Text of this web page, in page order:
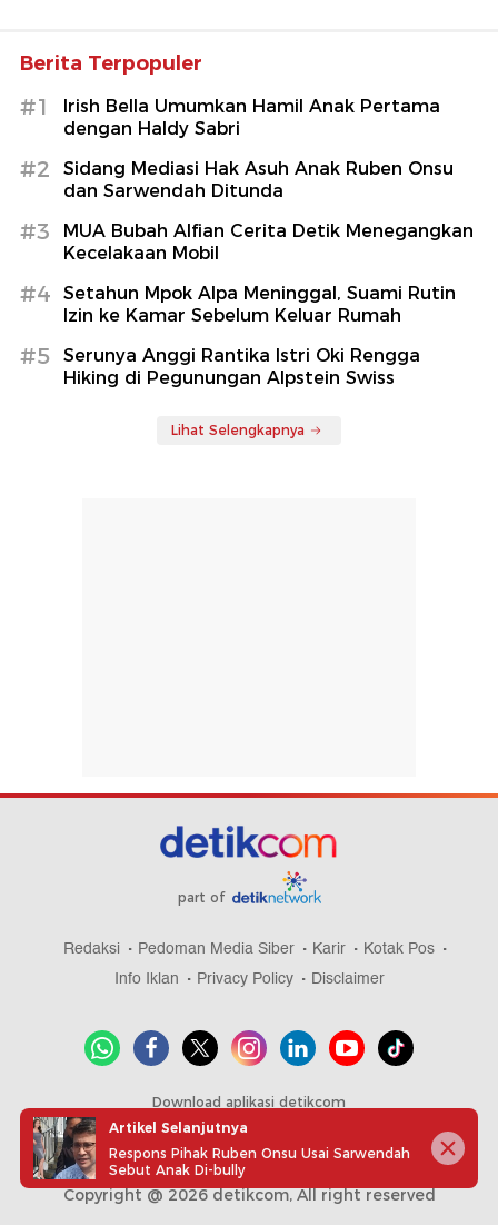
Berita Terpopuler
#1
Irish Bella Umumkan Hamil Anak Pertama
dengan Haldy Sabri
#2
Sidang Mediasi Hak Asuh Anak Ruben Onsu
dan Sarwendah Ditunda
#3
MUA Bubah Alfian Cerita Detik Menegangkan
Kecelakaan Mobil
#4
Setahun Mpok Alpa Meninggal, Suami Rutin
Izin ke Kamar Sebelum Keluar Rumah
#5
Serunya Anggi Rantika Istri Oki Rengga
Hiking di Pegunungan Alpstein Swiss
Lihat Selengkapnya
part of
Redaksi Pedoman Media Siber Karir
Kotak Pos
Info Iklan
Privacy Policy Disclaimer
Download aplikasi detikcom
Copyright @ 2026 detikcom, All right reserved
Artikel Selanjutnya
Respons Pihak Ruben Onsu Usai Sarwendah
Sebut Anak Di-bully